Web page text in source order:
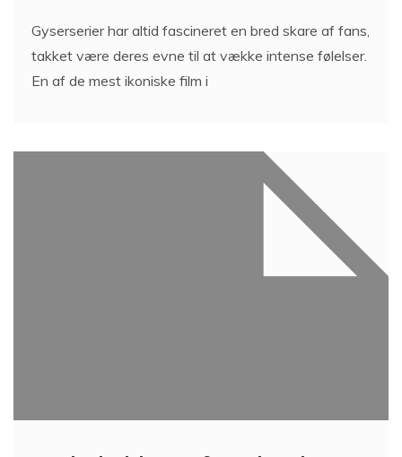
Gyserserier har altid fascineret en bred skare af fans,
takket være deres evne til at vække intense følelser.
En af de mest ikoniske film i